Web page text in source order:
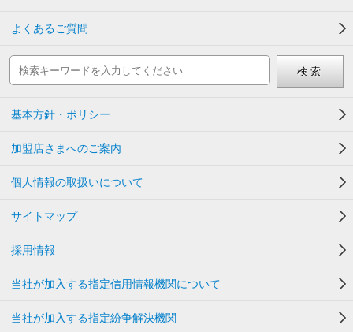
よくあるご質問
基本方針・ポリシー
加盟店さまへのご案内
個人情報の取扱いについて
サイトマップ
採用情報
当社が加入する指定信用情報機関について
当社が加入する指定紛争解決機関